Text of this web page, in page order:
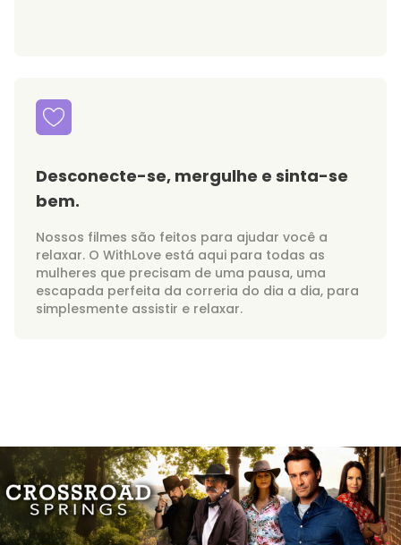
Desconecte-se, mergulhe e sinta-se
bem.
Nossos filmes são feitos para ajudar você a
relaxar. O WithLove está aqui para todas as
mulheres que precisam de uma pausa, uma
escapada perfeita da correria do dia a dia, para
simplesmente assistir e relaxar.